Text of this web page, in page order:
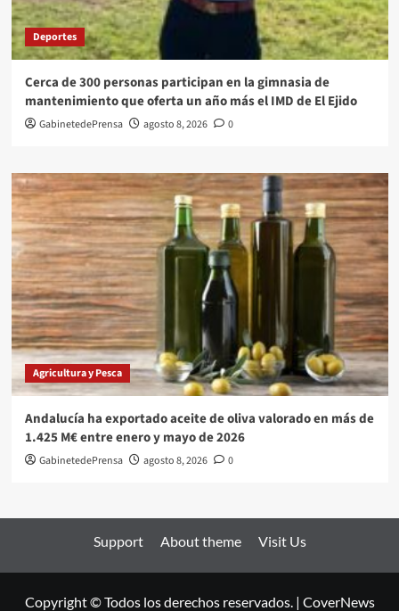
Deportes
Cerca de 300 personas participan en la gimnasia de
mantenimiento que oferta un año más el IMD de El Ejido
GabinetedePrensa agosto 8, 2026 0
Agricultura y Pesca
Andalucía ha exportado aceite de oliva valorado en más de
1.425 M€ entre enero y mayo de 2026
GabinetedePrensa agosto 8, 2026 0
Support About theme Visit Us
Copyright © Todos los derechos reservados. | CoverNews